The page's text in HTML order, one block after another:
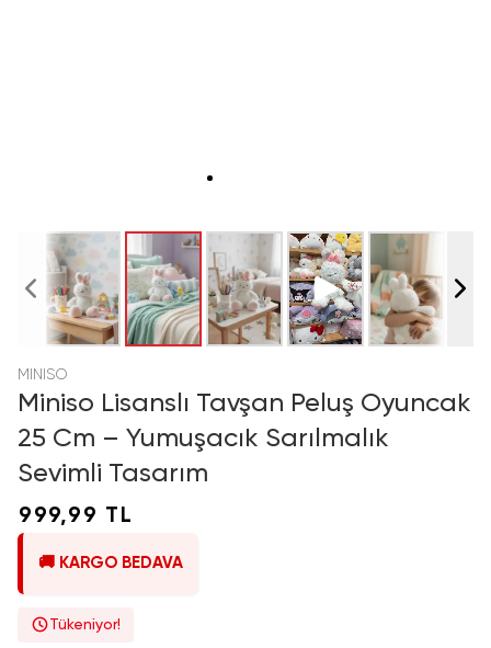
MINISO
Miniso Lisanslı Tavşan Peluş Oyuncak
25 Cm – Yumuşacık Sarılmalık
Sevimli Tasarım
999,99 TL
🚚 KARGO BEDAVA
Tükeniyor!